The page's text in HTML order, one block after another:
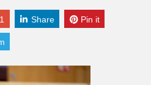
Share Pin it